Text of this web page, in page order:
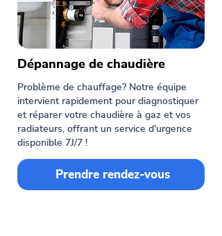
Dépannage de chaudière
Problème de chauffage? Notre équipe
intervient rapidement pour diagnostiquer
et réparer votre chaudière à gaz et vos
radiateurs, offrant un service d'urgence
disponible 7J/7 !
Prendre rendez-vous